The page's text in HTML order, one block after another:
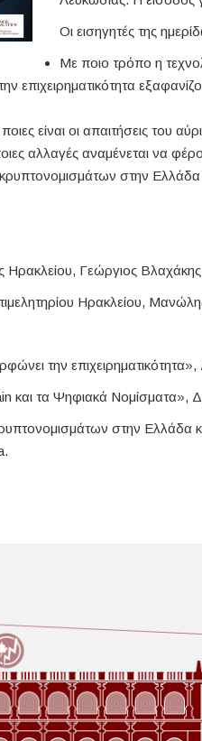
Οι εισηγητές της
Με ποιο τρόπο η
επιχειρηματικότητα
είναι οι απαιτήσεις του
αλλαγές αναμένεται να
κρυπτονομισμάτων στην
Ηρακλείου, Γεώργιος
Ηρακλείου,
την
και τα Ψηφιακά
στην